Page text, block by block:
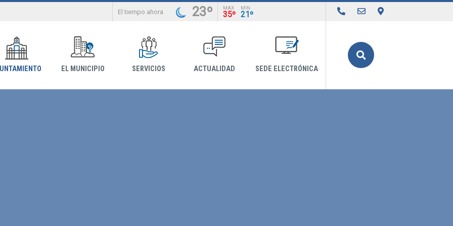
El tiempo ahora 23º MAX
35º
MIN
21º
EL MUNICIPIO SERVICIOS ACTUALIDAD SEDE ELECTRÓNICA